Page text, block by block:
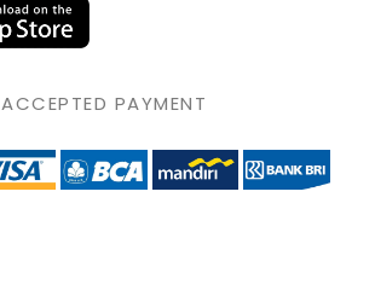
ACCEPTED PAYMENT